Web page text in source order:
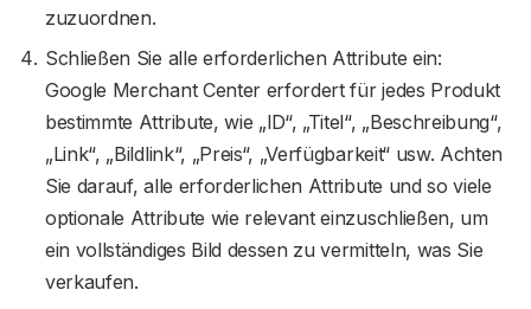
zuzuordnen.
Schließen Sie alle erforderlichen Attribute ein:
Google Merchant Center erfordert für jedes Produkt
bestimmte Attribute, wie „ID“, „Titel“, „Beschreibung“,
„Link“, „Bildlink“, „Preis“, „Verfügbarkeit“ usw. Achten
Sie darauf, alle erforderlichen Attribute und so viele
optionale Attribute wie relevant einzuschließen, um
ein vollständiges Bild dessen zu vermitteln, was Sie
verkaufen.